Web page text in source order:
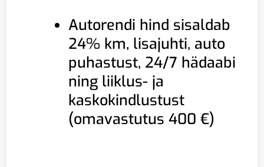
Autorendi hind sisaldab
24% km, lisajuhti, auto
puhastust, 24/7 hädaabi
ning liiklus- ja
kaskokindlustust
(omavastutus 400 €)